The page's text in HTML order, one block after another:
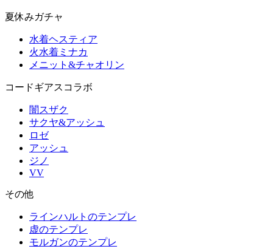
夏休みガチャ
水着ヘスティア
火水着ミナカ
メニット&チャオリン
コードギアスコラボ
闇スザク
サクヤ&アッシュ
ロゼ
アッシュ
ジノ
VV
その他
ラインハルトのテンプレ
虚のテンプレ
モルガンのテンプレ